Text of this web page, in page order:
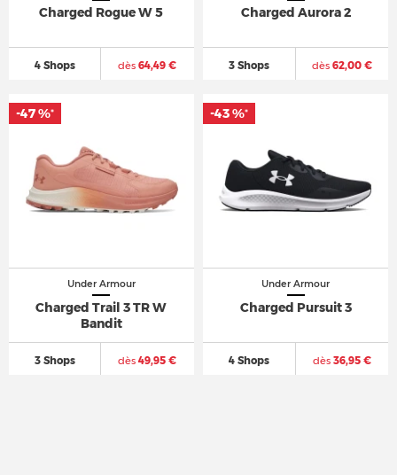
Charged Rogue W 5
4 Shops dès 64,49 €
Charged Aurora 2
3 Shops dès62,00 €
Under Armour
Charged Trail 3 TR W
Bandit
3 Shops dès 49,95 €
-47 %*
-47 %*
Under Armour
Charged Pursuit 3
4 Shops dès36,95 €
-43 %*
-43 %*